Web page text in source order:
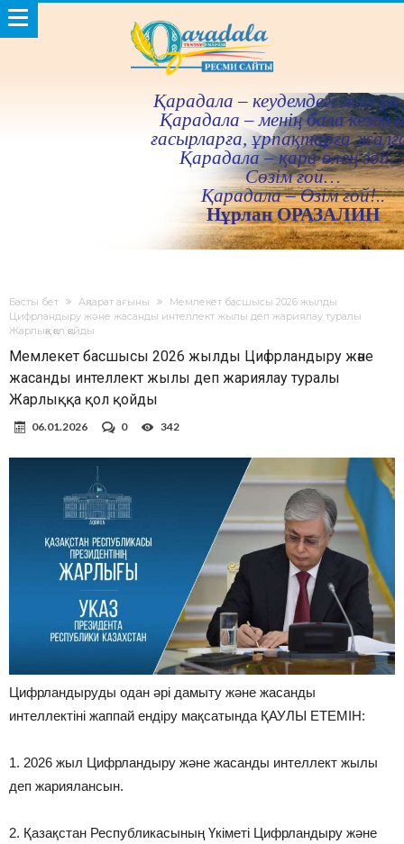
Қарадала – кеудемдегi жез үн
Қарадала – менiң бала кезiм
ғасырларға, ұрпақтарға
Қарадала – қара өлең
Сөзiм ғой…
Қарадала – Өзiм ғой!..
Нұрлан ОРАЗАЛИН
Басты бет Ақпарат ағыны
Мемлекет басшысы 2026 жылды
Цифрландыру және жасанды интеллект жылы деп жариялау туралы
Жарлыққа қол қойды
Мемлекет басшысы 2026 жылды Цифрландыру және
жасанды интеллект жылы деп жариялау туралы
Жарлыққа қол қойды
06.01.2026 0 342
Цифрландыруды одан әрі дамыту және жасанды
интеллектіні жаппай ендіру мақсатында ҚАУЛЫ ЕТЕМІН:
1. 2026 жыл Цифрландыру және жасанды интеллект жылы
деп жариялансын.
2. Қазақстан Республикасының Үкіметі Цифрландыру және